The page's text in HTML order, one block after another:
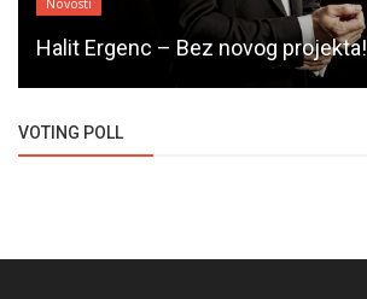
Novosti
Halit Ergenc – Bez novog projekta!
VOTING POLL